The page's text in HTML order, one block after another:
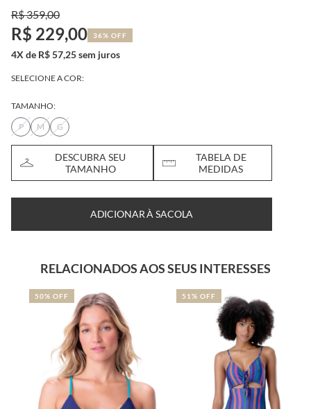
R$ 359,00
R$ 229,00 36% OFF
4X de R$ 57,25 sem juros
SELECIONE A COR:
TAMANHO:
P
M G
DESCUBRA SEU
TAMANHO
TABELA DE
MEDIDAS
ADICIONAR À SACOLA
RELACIONADOS AOS SEUS INTERESSES
50% OFF 51% OFF